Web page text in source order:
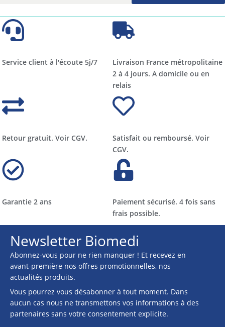
Service client à l'écoute 5j/7
Livraison France métropolitaine
2 à 4 jours. A domicile ou en
relais​​
Retour gratuit. Voir CGV.
Satisfait ou remboursé. Voir
CGV.
Garantie 2 ans
Paiement sécurisé. 4 fois sans
frais possible.
Newsletter Biomedi
Abonnez-vous pour ne rien manquer ! Et recevez en
avant-première nos offres promotionnelles, nos
actualités produits.
Vous pourrez vous désabonner à tout moment. Dans
aucun cas nous ne transmettons vos informations à des
partenaires sans votre consentement explicite.